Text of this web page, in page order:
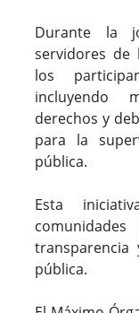
Durante la
servidores de
los
incluyendo
derechos y
para la
pública.
Esta
pública.